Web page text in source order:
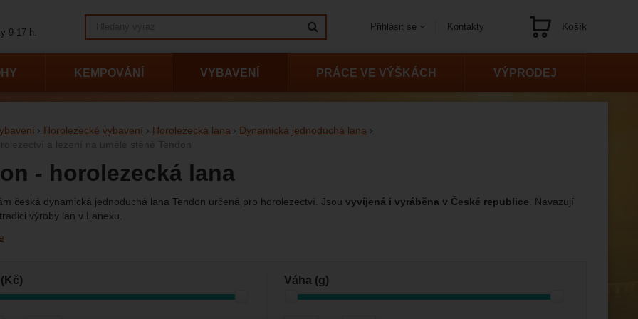
Horolezecké vybavení Horolezecká lana
Dynamická jednoduchá lana
- horolezecká lana
česká dynamická jednoduchá lana Tendon určená pro horolezectví. Jsou vyvíjená i vyráběna v České republice . Navazují
výroby lan v Lanexu.
podle parametrů Váha (g)
KEMPOVÁNÍ VYBAVENÍ PRÁCE VE VÝŠKÁCH VÝPRODEJ
9-17 h.
Kontakty
Přihlásit se Košík